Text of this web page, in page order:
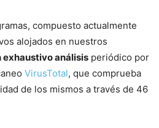
compuesto actualmente
alojados en nuestros
exhaustivo análisis periódico por
VirusTotal, que comprueba
de los mismos a través de 46